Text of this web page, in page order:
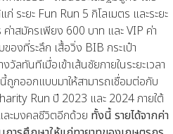
ระยะ Fun Run 5 กิโลเมตร และระยะ
าสมัครเพียง 600 บาท และ VIP ค่า
องที่ระลึก เสื้อวิ่ง BIB กระเป๋า
ลทันทีเมื่อเข้าเส้นชัยภายในระยะเวลา
กออกแบบมาให้สามารถเชื่อมต่อกับ
Run ปี 2023 และ 2024 ภายใต้
ะมงคลชีวิตอีกด้วย ทั้งนี้ รายได้จากค่า